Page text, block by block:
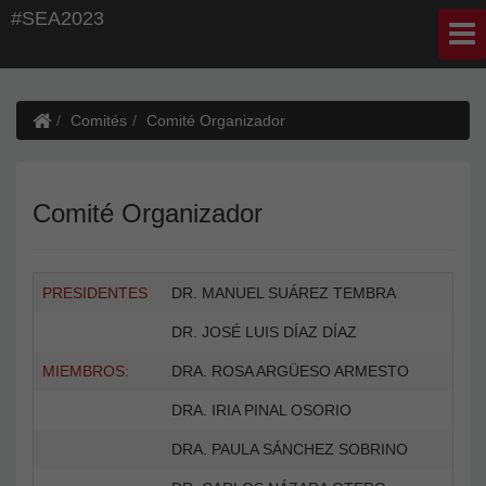
#SEA2023
Comités Comité Organizador
Comité Organizador
PRESIDENTES DR. MANUEL SUÁREZ TEMBRA
DR. JOSÉ LUIS DÍAZ DÍAZ
MIEMBROS: DRA. ROSA ARGÜESO ARMESTO
DRA. IRIA PINAL OSORIO
DRA. PAULA SÁNCHEZ SOBRINO